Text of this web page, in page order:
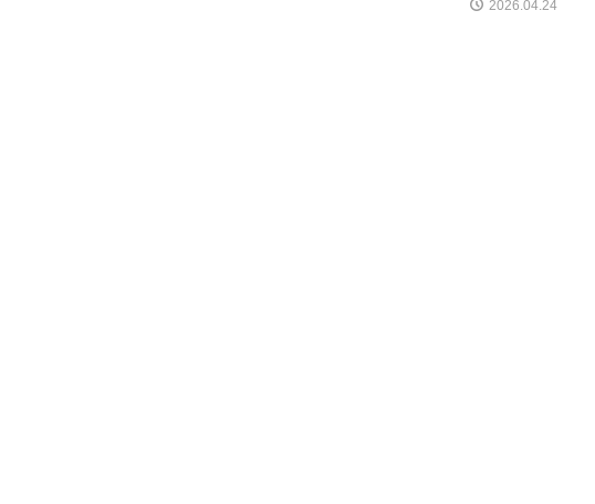
2026.04.24